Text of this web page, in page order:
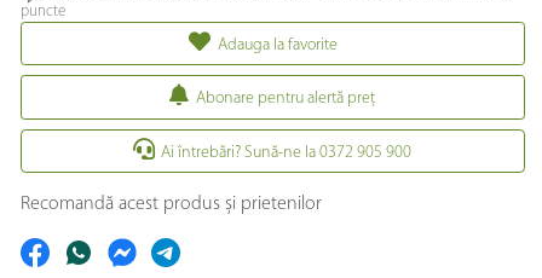
puncte
Adauga la favorite
Abonare pentru alertă preţ
Ai întrebări? Sună-ne la 0372 905 900
Recomandă acest produs și prietenilor